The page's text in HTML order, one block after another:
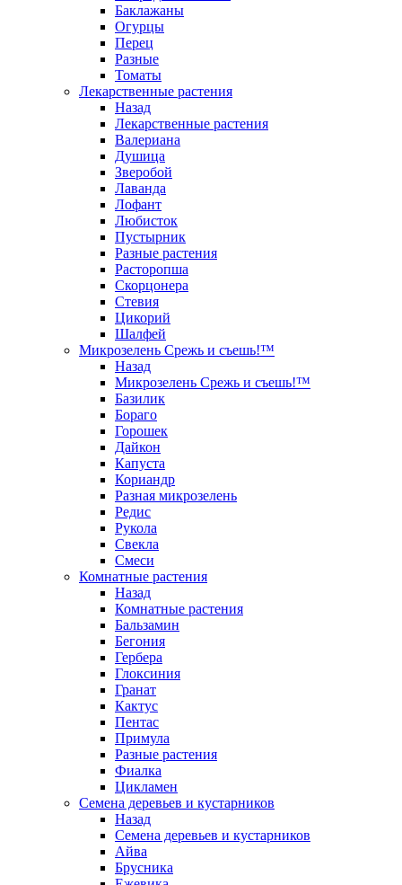
Баклажаны
Огурцы
Перец
Разные
Томаты
Лекарственные растения
Назад
Лекарственные растения
Валериана
Душица
Зверобой
Лаванда
Лофант
Любисток
Пустырник
Разные растения
Расторопша
Скорцонера
Стевия
Цикорий
Шалфей
Микрозелень Срежь и съешь!™
Назад
Микрозелень Срежь и съешь!™
Базилик
Бораго
Горошек
Дайкон
Капуста
Кориандр
Разная микрозелень
Редис
Рукола
Свекла
Смеси
Комнатные растения
Назад
Комнатные растения
Бальзамин
Бегония
Гербера
Глоксиния
Гранат
Кактус
Пентас
Примула
Разные растения
Фиалка
Цикламен
Семена деревьев и кустарников
Назад
Семена деревьев и кустарников
Айва
Брусника